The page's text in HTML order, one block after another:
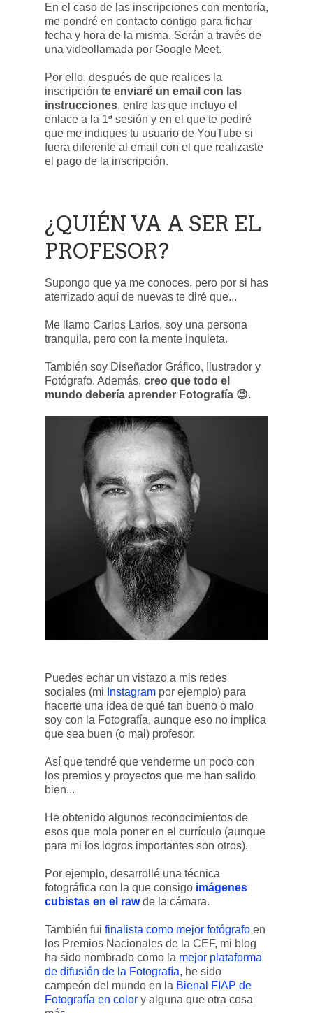
En el caso de las inscripciones con mentoría,
me pondré en contacto contigo para fichar
fecha y hora de la misma. Serán a través de
una videollamada por Google Meet.
Por ello, después de que realices la
inscripción te enviaré un email con las
instrucciones, entre las que incluyo el
enlace a la 1ª sesión y en el que te pediré
que me indiques tu usuario de YouTube si
fuera diferente al email con el que realizaste
el pago de la inscripción.
¿QUIÉN VA A SER EL
PROFESOR?
Supongo que ya me conoces, pero por si has
aterrizado aquí de nuevas te diré que...
Me llamo Carlos Larios, soy una persona
tranquila, pero con la mente inquieta.
También soy Diseñador Gráfico, Ilustrador y
Fotógrafo. Además, creo que todo el
mundo debería aprender Fotografía 😉.
Puedes echar un vistazo a mis redes
sociales (mi Instagram por ejemplo) para
hacerte una idea de qué tan bueno o malo
soy con la Fotografía, aunque eso no implica
que sea buen (o mal) profesor.
Así que tendré que venderme un poco con
los premios y proyectos que me han salido
bien...
He obtenido algunos reconocimientos de
esos que mola poner en el currículo (aunque
para mi los logros importantes son otros).
Por ejemplo, desarrollé una técnica
fotográfica con la que consigo imágenes
cubistas en el rawde la cámara.
También fui finalista como mejor fotógrafo en
los Premios Nacionales de la CEF, mi blog
ha sido nombrado como la mejor plataforma
de difusión de la Fotografía, he sido
campeón del mundo en la Bienal FIAP de
Fotografía en color y alguna que otra cosa